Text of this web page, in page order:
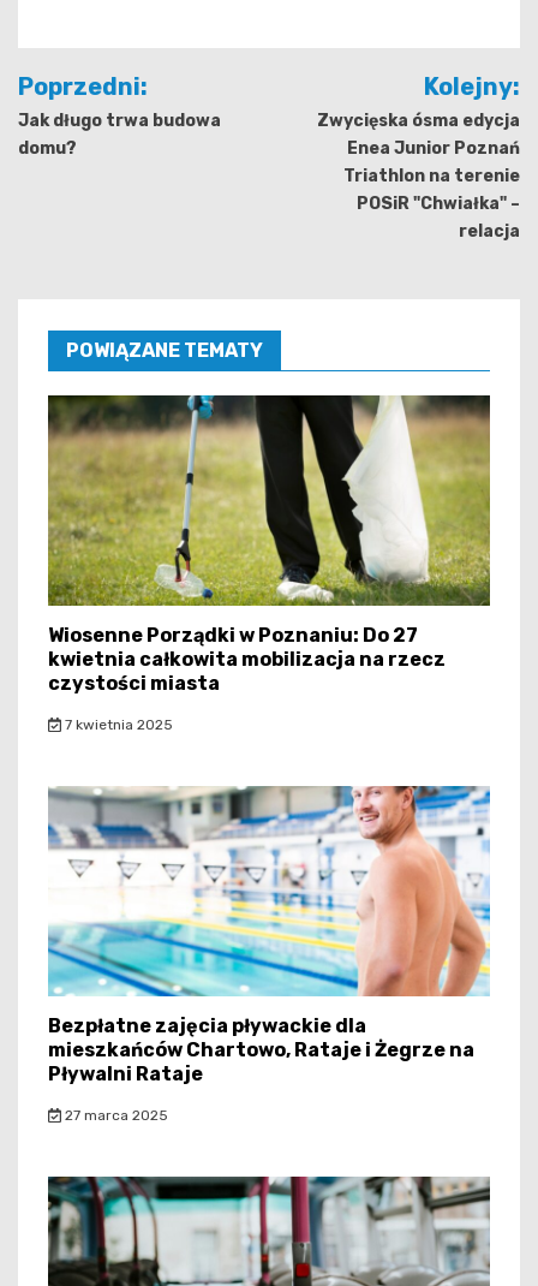
Nawigacja
wpisu
Poprzedni:
Jak długo trwa budowa
domu?
Kolejny:
Zwycięska ósma edycja
Enea Junior Poznań
Triathlon na terenie
POSiR "Chwiałka" –
relacja
POWIĄZANE TEMATY
Wiosenne Porządki w Poznaniu: Do 27
kwietnia całkowita mobilizacja na rzecz
czystości miasta
7 kwietnia 2025
Bezpłatne zajęcia pływackie dla
mieszkańców Chartowo, Rataje i Żegrze na
Pływalni Rataje
27 marca 2025